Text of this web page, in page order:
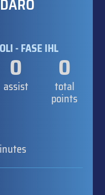
- FASE IHL
0
assist
0
total
points